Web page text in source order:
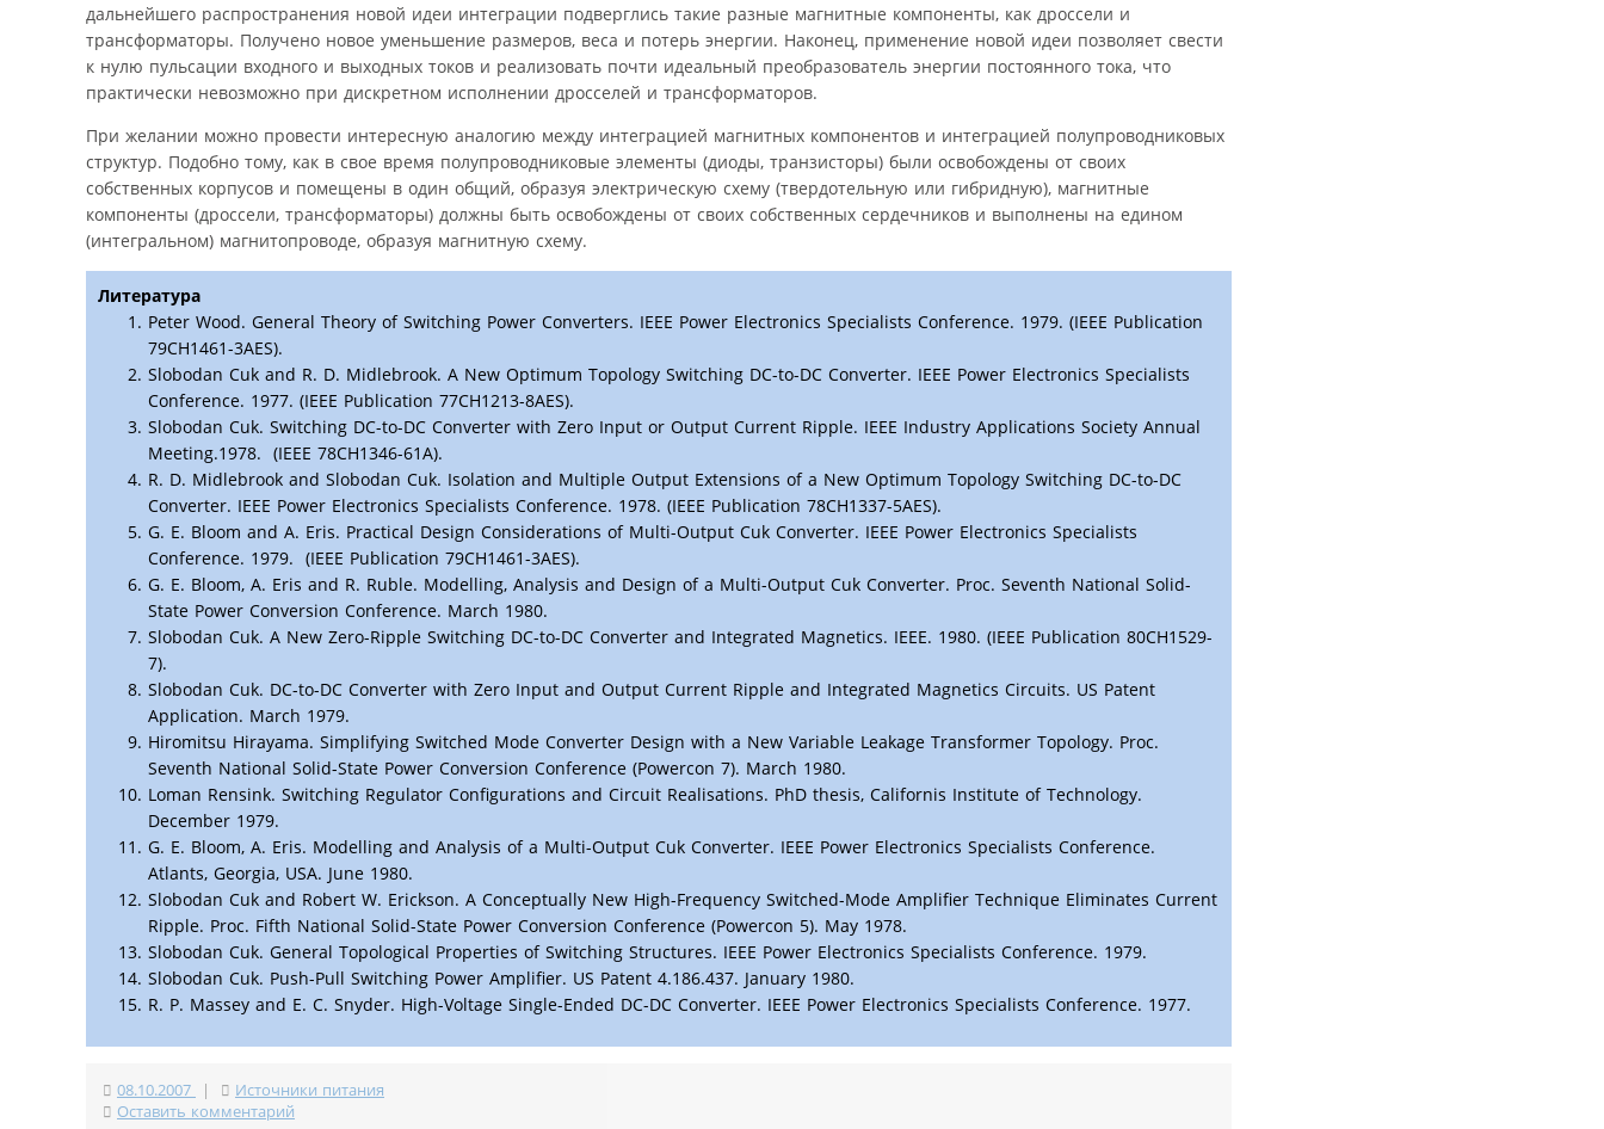
дальнейшего распространения новой идеи интеграции подверглись такие разные магнитные компоненты, как дроссели и
трансформаторы. Получено новое уменьшение размеров, веса и потерь энергии. Наконец, применение новой идеи позволяет свести
к нулю пульсации входного и выходных токов и реализовать почти идеальный преобразователь энергии постоянного тока, что
практически невозможно при дискретном исполнении дросселей и трансформаторов.
При желании можно провести интересную аналогию между интеграцией магнитных компонентов и интеграцией полупроводниковых
структур. Подобно тому, как в свое время полупроводниковые элементы (диоды, транзисторы) были освобождены от своих
собственных корпусов и помещены в один общий, образуя электрическую схему (твердотельную или гибридную), магнитные
компоненты (дроссели, трансформаторы) должны быть освобождены от своих собственных сердечников и выполнены на едином
(интегральном) магнитопроводе, образуя магнитную схему.
Литература
Peter Wood. General Theory of Switching Power Converters. IEEE Power Electronics Specialists Conference. 1979. (IEEE Publication
79CH1461-3AES).
Slobodan Cuk and R. D. Midlebrook. A New Optimum Topology Switching DC-to-DC Converter. IEEE Power Electronics Specialists
Conference. 1977. (IEEE Publication 77CH1213-8AES).
Slobodan Cuk. Switching DC-to-DC Converter with Zero Input or Output Current Ripple. IEEE Industry Applications Society Annual
Meeting.1978. (IEEE 78CH1346-61A).
R. D. Midlebrook and Slobodan Cuk. Isolation and Multiple Output Extensions of a New Optimum Topology Switching DC-to-DC
Converter. IEEE Power Electronics Specialists Conference. 1978. (IEEE Publication 78CH1337-5AES).
G. E. Bloom and A. Eris. Practical Design Considerations of Multi-Output Cuk Converter. IEEE Power Electronics Specialists
Conference. 1979. (IEEE Publication 79CH1461-3AES).
G. E. Bloom, A. Eris and R. Ruble. Modelling, Analysis and Design of a Multi-Output Cuk Converter. Proc. Seventh National Solid-
State Power Conversion Conference. March 1980.
Slobodan Cuk. A New Zero-Ripple Switching DC-to-DC Converter and Integrated Magnetics. IEEE. 1980. (IEEE Publication 80CH1529-
7).
Slobodan Cuk. DC-to-DC Converter with Zero Input and Output Current Ripple and Integrated Magnetics Circuits. US Patent
Application. March 1979.
Hiromitsu Hirayama. Simplifying Switched Mode Converter Design with a New Variable Leakage Transformer Topology. Proc.
Seventh National Solid-State Power Conversion Conference (Powercon 7). March 1980.
Loman Rensink. Switching Regulator Configurations and Circuit Realisations. PhD thesis, Californis Institute of Technology.
December 1979.
G. E. Bloom, A. Eris. Modelling and Analysis of a Multi-Output Cuk Converter. IEEE Power Electronics Specialists Conference.
Atlants, Georgia, USA. June 1980.
Slobodan Cuk and Robert W. Erickson. A Conceptually New High-Frequency Switched-Mode Amplifier Technique Eliminates Current
Ripple. Proc. Fifth National Solid-State Power Conversion Conference (Powercon 5). May 1978.
Slobodan Cuk. General Topological Properties of Switching Structures. IEEE Power Electronics Specialists Conference. 1979.
Slobodan Cuk. Push-Pull Switching Power Amplifier. US Patent 4.186.437. January 1980.
R. P. Massey and E. C. Snyder. High-Voltage Single-Ended DC-DC Converter. IEEE Power Electronics Specialists Conference. 1977.
08.10.2007 |
Источники питания
Оставить комментарий